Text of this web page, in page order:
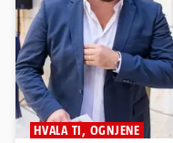
HVALA TI, OGNJENE